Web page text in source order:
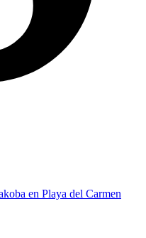
en Playa del Carmen